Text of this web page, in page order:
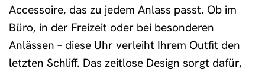
Accessoire, das zu jedem Anlass passt. Ob im
Büro, in der Freizeit oder bei besonderen
Anlässen – diese Uhr verleiht Ihrem Outfit den
letzten Schliff. Das zeitlose Design sorgt dafür,